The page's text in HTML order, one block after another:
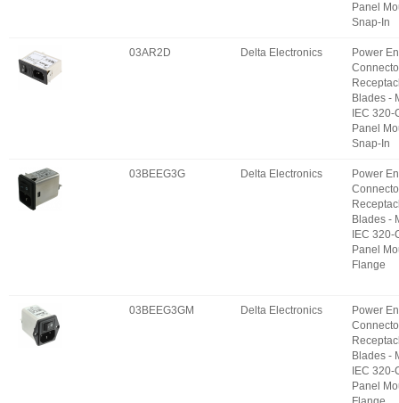
Panel
Snap-In
03AR2D Delta Electronics
Power
Blades -
IEC 320-
Panel
Snap-In
03BEEG3G Delta Electronics
Power
Blades -
IEC 320-
Panel
Flange
03BEEG3GM Delta Electronics
Power
Blades -
IEC 320-
Panel